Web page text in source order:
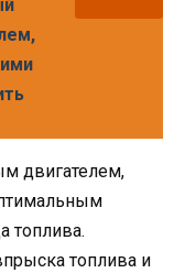
двигателем,
топлива.
топлива и